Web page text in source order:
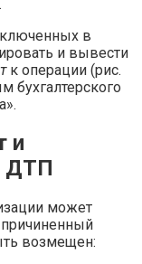
.
в
и вывести
к операции (рис.
бухгалтерского
и
ДТП
может
причиненный
возмещен: